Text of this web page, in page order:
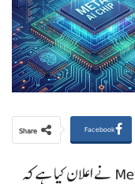
Share Facebook
کیلیفورنیا(ٹیکنالوجی نیوز) سوشل میڈیا کمپنی Meta نے اعلان کیا ہے کہ